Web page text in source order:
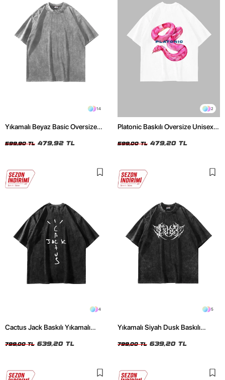
14
Yıkamalı Beyaz Basic Oversize
599,90 TL 479,92 TL
2
Platonic Baskılı Oversize Unisex
599,00 TL 479,20 TL
4
Cactus Jack Baskılı Yıkamalı
799,00 TL 639,20 TL
5
Yıkamalı Siyah Dusk Baskılı
799,00 TL 639,20 TL